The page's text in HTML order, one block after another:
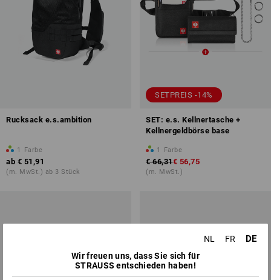
Rucksack e.s.ambition
1 Farbe
ab € 51,91
(m. MwSt.) ab 3 Stück
SETPREIS -14%
SET: e.s. Kellnertasche +
Kellnergeldbörse base
1 Farbe
€ 66,31€ 56,75
(m. MwSt.)
NL FR DE
Wir freuen uns, dass Sie sich für
STRAUSS entschieden haben!